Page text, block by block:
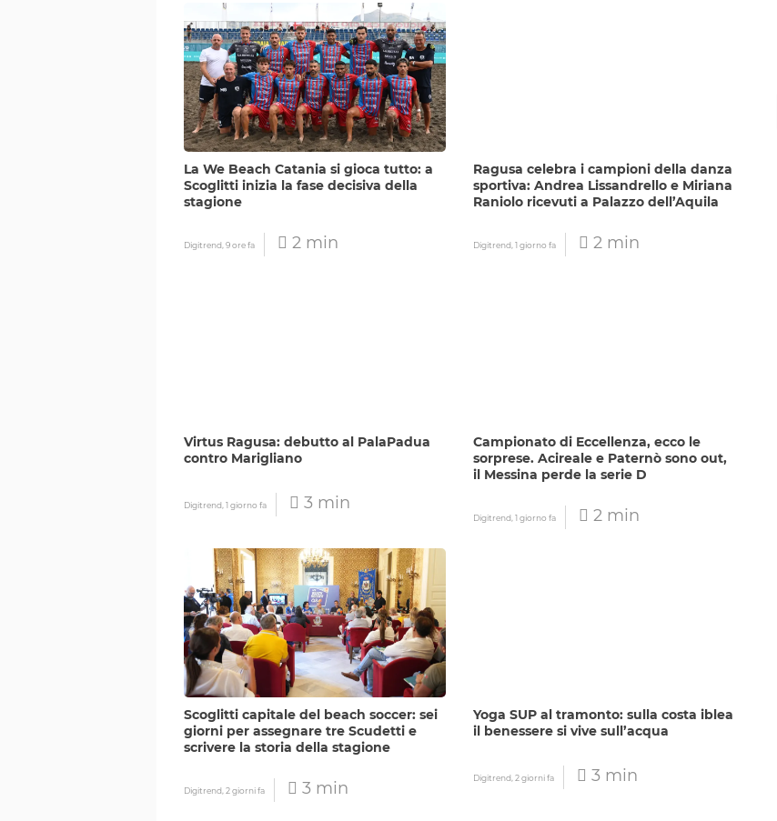
La We Beach Catania si gioca tutto: a
Scoglitti inizia la fase decisiva della
stagione
Digitrend, 9 ore fa 2 min
Ragusa celebra i campioni della danza
sportiva: Andrea Lissandrello e Miriana
Raniolo ricevuti a Palazzo dell’Aquila
Digitrend,1 giorno fa 2 min
Virtus Ragusa: debutto al PalaPadua
contro Marigliano
Digitrend, 1 giorno fa 3 min
Campionato di Eccellenza, ecco le
sorprese. Acireale e Paternò sono out,
il Messina perde la serie D
Digitrend,1 giorno fa 2 min
Scoglitti capitale del beach soccer: sei
giorni per assegnare tre Scudetti e
scrivere la storia della stagione
Digitrend, 2 giorni fa 3 min
Yoga SUP al tramonto: sulla costa iblea
il benessere si vive sull’acqua
Digitrend,2 giorni fa 3 min